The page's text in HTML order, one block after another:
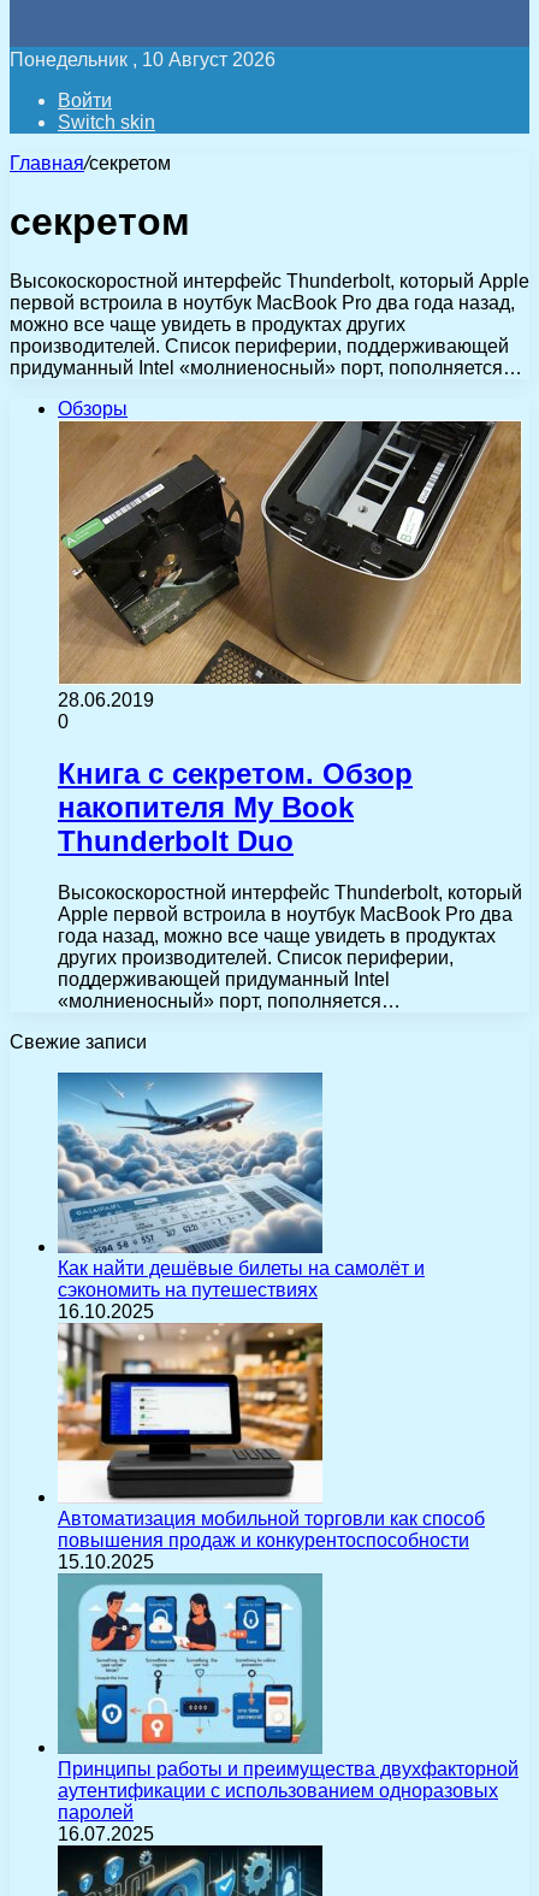
Понедельник , 10 Август 2026
Войти
Switch skin
Главная/секретом
секретом
Высокоскоростной интерфейс Thunderbolt, который Apple
первой встроила в ноутбук MacBook Pro два года назад,
можно все чаще увидеть в продуктах других
производителей. Список периферии, поддерживающей
придуманный Intel «молниеносный» порт, пополняется…
Обзоры
28.06.2019
0
Книга с секретом. Обзор
накопителя My Book
Thunderbolt Duo
Высокоскоростной интерфейс Thunderbolt, который
Apple первой встроила в ноутбук MacBook Pro два
года назад, можно все чаще увидеть в продуктах
других производителей. Список периферии,
поддерживающей придуманный Intel
«молниеносный» порт, пополняется…
Свежие записи
Как найти дешёвые билеты на самолёт и
сэкономить на путешествиях
16.10.2025
Автоматизация мобильной торговли как способ
повышения продаж и конкурентоспособности
15.10.2025
Принципы работы и преимущества двухфакторной
аутентификации с использованием одноразовых
паролей
16.07.2025